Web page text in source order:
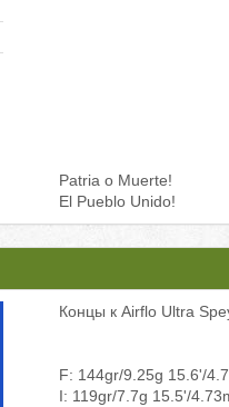
Patria o Muerte!
El Pueblo Unido!
Концы к Airflo Ultra
F: 144gr/9.25g 15.6'/
I: 119gr/7.7g 15.5'/